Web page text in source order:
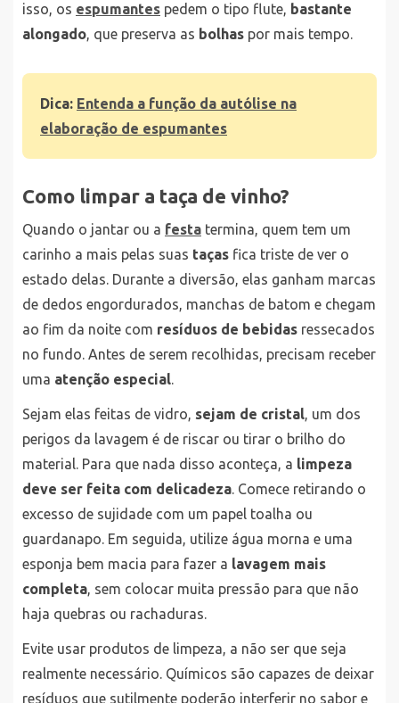
isso, os espumantes pedem o tipo flute, bastante
alongado, que preserva as bolhas por mais tempo.
Dica: Entenda a função da autólise na
elaboração de espumantes
Como limpar a taça de vinho?
Quando o jantar ou a festa termina, quem tem um
carinho a mais pelas suas taças fica triste de ver o
estado delas. Durante a diversão, elas ganham marcas
de dedos engordurados, manchas de batom e chegam
ao fim da noite com resíduos de bebidas ressecados
no fundo. Antes de serem recolhidas, precisam receber
uma atenção especial.
Sejam elas feitas de vidro, sejam de cristal, um dos
perigos da lavagem é de riscar ou tirar o brilho do
material. Para que nada disso aconteça, a limpeza
deve ser feita com delicadeza. Comece retirando o
excesso de sujidade com um papel toalha ou
guardanapo. Em seguida, utilize água morna e uma
esponja bem macia para fazer a lavagem mais
completa, sem colocar muita pressão para que não
haja quebras ou rachaduras.
Evite usar produtos de limpeza, a não ser que seja
realmente necessário. Químicos são capazes de deixar
resíduos que sutilmente poderão interferir no sabor e